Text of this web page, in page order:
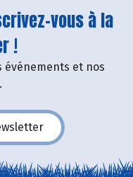
vous à la
!
événements et nos